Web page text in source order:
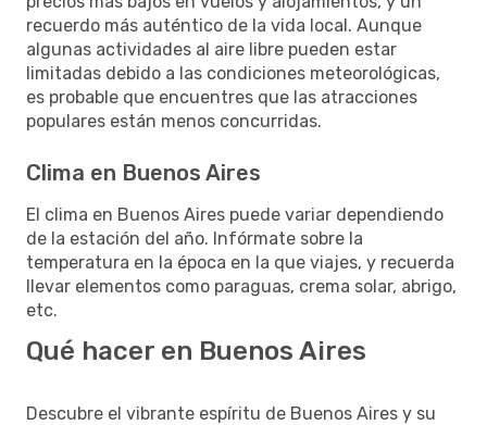
recuerdo más auténtico de la vida local. Aunque
algunas actividades al aire libre pueden estar
limitadas debido a las condiciones meteorológicas,
es probable que encuentres que las atracciones
populares están menos concurridas.
Clima en Buenos Aires
El clima en Buenos Aires puede variar dependiendo
de la estación del año. Infórmate sobre la
temperatura en la época en la que viajes, y recuerda
llevar elementos como paraguas, crema solar, abrigo,
etc.
Qué hacer en Buenos Aires
Descubre el vibrante espíritu de Buenos Aires y su